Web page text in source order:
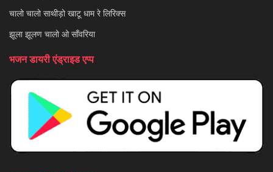
चालो चालो साथीड़ो खाटू धाम रे लिरिक्स
झूला झूलण चालो ओ साँवरिया
भजन डायरी एंड्राइड एप्प